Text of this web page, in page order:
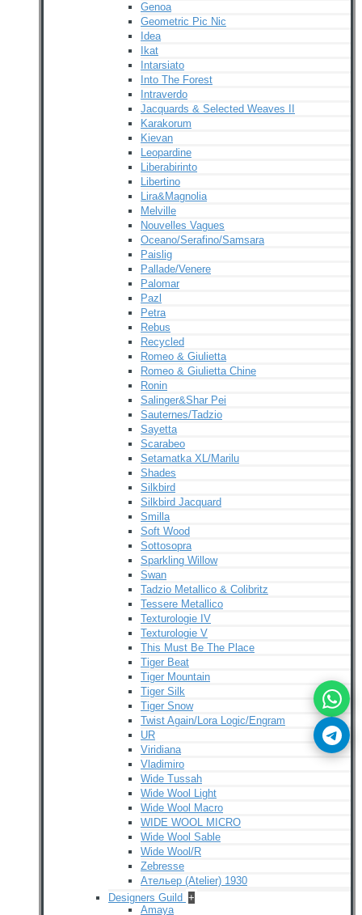
Genoa
Geometric Pic Nic
Idea
Ikat
Intarsiato
Into The Forest
Intraverdo
Jacquards & Selected Weaves II
Karakorum
Kievan
Leopardine
Liberabirinto
Libertino
Lira&Magnolia
Melville
Nouvelles Vagues
Oceano/Serafino/Samsara
Paislig
Pallade/Venere
Palomar
Pazl
Petra
Rebus
Recycled
Romeo & Giulietta
Romeo & Giulietta Chine
Ronin
Salinger&Shar Pei
Sauternes/Tadzio
Sayetta
Scarabeo
Setamatka XL/Marilu
Shades
Silkbird
Silkbird Jacquard
Smilla
Soft Wood
Sottosopra
Sparkling Willow
Swan
Tadzio Metallico & Colibritz
Tessere Metallico
Texturologie IV
Texturologie V
This Must Be The Place
Tiger Beat
Tiger Mountain
Tiger Silk
Tiger Snow
Twist Again/Lora Logic/Engram
UR
Viridiana
Vladimiro
Wide Tussah
Wide Wool Light
Wide Wool Macro
WIDE WOOL MICRO
Wide Wool Sable
Wide Wool/R
Zebresse
Ательер (Atelier) 1930
Designers Guild +
Amaya